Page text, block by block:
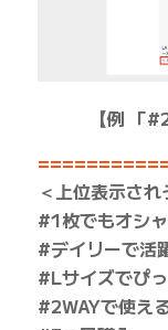
【例 「
＜上位表示さ
#1枚でもオシ
#デイリーで活
#Lサイズでぴ
#2WAYで使え